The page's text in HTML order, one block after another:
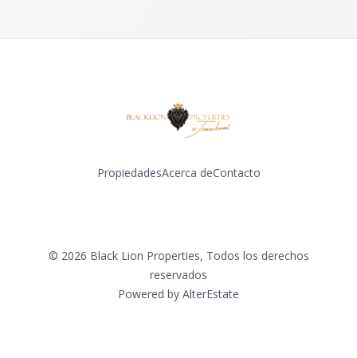
PropiedadesAcerca deContacto
© 2026 Black Lion Properties, Todos los derechos
reservados
Powered by AlterEstate